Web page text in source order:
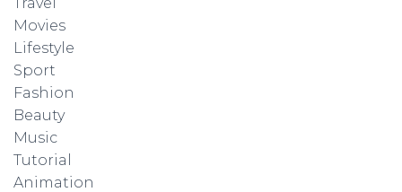
Movies
Lifestyle
Sport
Fashion
Beauty
Music
Tutorial
Animation